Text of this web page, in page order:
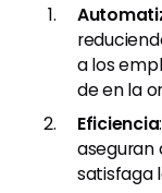
a los
de en la
Eficiencia
aseguran
satisfaga